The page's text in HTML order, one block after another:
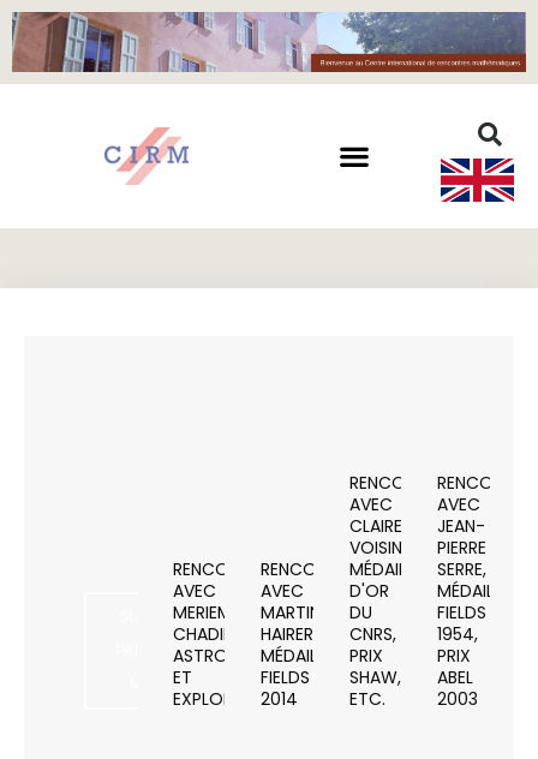
SUR LE PATRIMOINE
ET
PATRIMONIALISATION
DES
MATHÉMATIQUES
RENCONTRE
AVEC
MERIEME
CHADID,
ASTRONOME
ET
EXPLORATRICE
RENCONTRE
AVEC
MARTIN
HAIRER,
MÉDAILLÉ
FIELDS
2014
RENCONTRE
AVEC
CLAIRE
VOISIN,
MÉDAILLÉE
D'OR
DU
CNRS,
PRIX
SHAW,
ETC.
RENCONTRE
AVEC
JEAN-
PIERRE
SERRE,
MÉDAILLÉ
FIELDS
1954,
PRIX
ABEL
2003